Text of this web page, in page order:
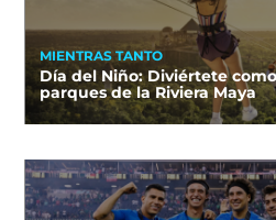
MIENTRAS TANTO
Día del Niño: Diviértete
parques de la Riviera Maya